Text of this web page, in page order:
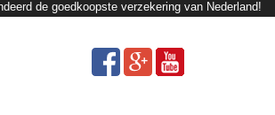
de goedkoopste verzekering van Nederland!